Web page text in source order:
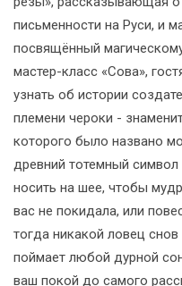
письменности на Руси, и
посвящённый
мастер-класс «Сова»,
узнать об истории
племени чероки -
которого было названо
древний тотемный
носить на шее, чтобы
вас не покидала, или
тогда никакой ловец
поймает любой дурной
ваш покой до самого